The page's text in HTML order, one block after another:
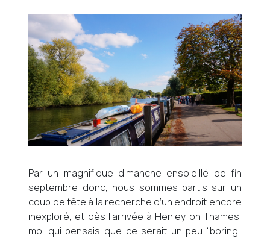
Par un magnifique dimanche ensoleillé de fin
septembre donc, nous sommes partis sur un
coup de tête à la recherche d’un endroit encore
inexploré, et dès l’arrivée à Henley on Thames,
moi qui pensais que ce serait un peu “boring”,